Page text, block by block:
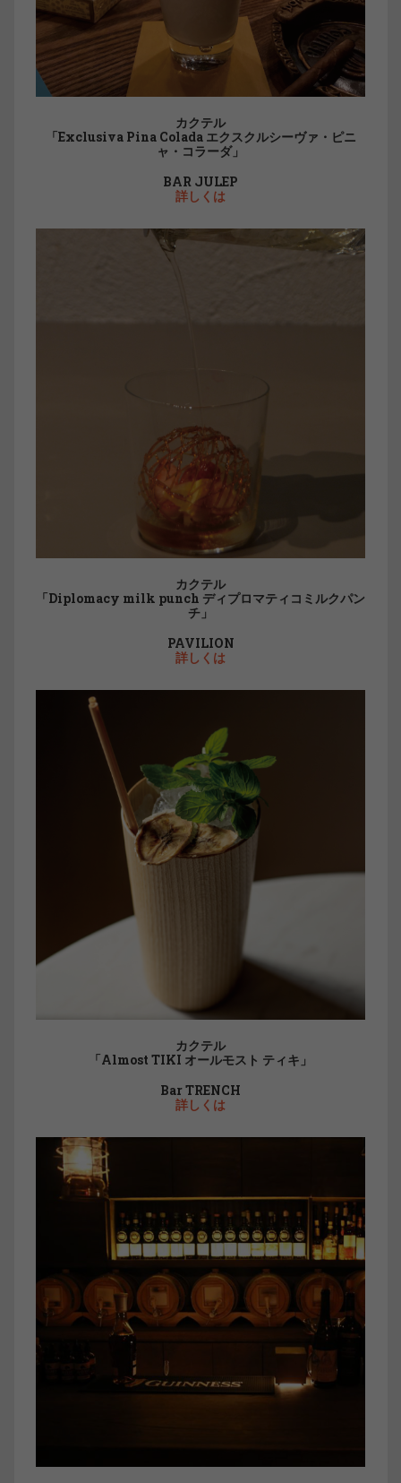
カクテル
「Exclusiva Pina Colada エクスクルシーヴァ・ピニ
ャ・コラーダ」
BAR JULEP
詳しくは
カクテル
「Diplomacy milk punch ディプロマティコミルクパン
チ」
PAVILION
詳しくは
カクテル
「Almost TIKI オールモスト ティキ」
Bar TRENCH
詳しくは